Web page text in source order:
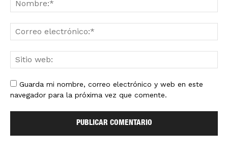
Guarda mi nombre, correo electrónico y web en este
navegador para la próxima vez que comente.